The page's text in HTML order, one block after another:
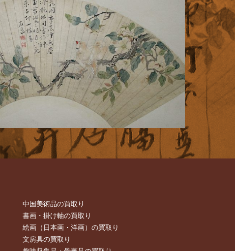
中国美術品の買取り
書画・掛け軸の買取り
絵画（日本画・洋画）の買取り
文房具の買取り